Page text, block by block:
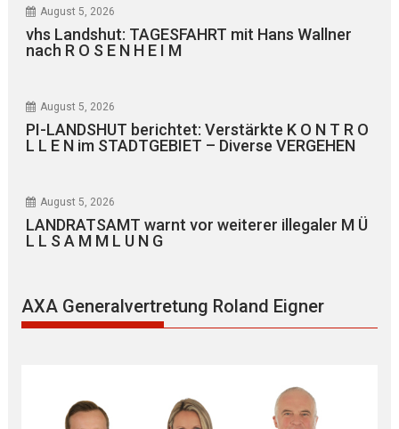
August 5, 2026
vhs Landshut: TAGESFAHRT mit Hans Wallner
nach R O S E N H E I M
August 5, 2026
PI-LANDSHUT berichtet: Verstärkte K O N T R O
L L E N im STADTGEBIET – Diverse VERGEHEN
August 5, 2026
LANDRATSAMT warnt vor weiterer illegaler M Ü
L L S A M M L U N G
AXA Generalvertretung Roland Eigner